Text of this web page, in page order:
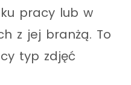
pracy lub w
z jej branżą. To
typ zdjęć